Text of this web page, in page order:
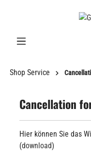
Shop Service
Cancellation
Hier können Sie das
(download)